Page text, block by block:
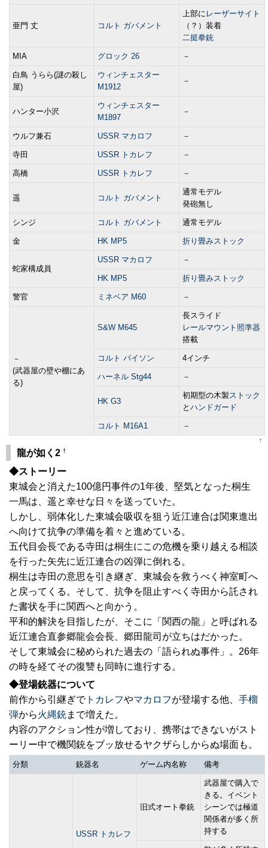
亜門 丈 コルト ガバメント
上部に レーザーサイト
（？）装着
二挺拳銃
MIA グロック 26 －
白鳥 うらら(謎の殺し
屋)
ウィンチェスター
M1912
－
ハンター小沢
ウィンチェスター
M1897
－
ウルフ兼石 USSR マカロフ －
寺田 USSR トカレフ －
高橋 USSR トカレフ －
遥 コルト ガバメント
通常モデル
発砲無し
シンジ コルト ガバメント 通常モデル
金 HK MP5 折り畳みストック
蛇家構成員
USSR マカロフ －
HK MP5 折り畳みストック
警官 ミネベア M60 －
－
(武器屋の壁や棚にあ
る)
S&W M645
長スライド
レールマウント 照準器
搭載
コルト パイソン 4インチ
ハーネル Stg44 －
HK G3
初期型の木製ストック
と ハンドガード
コルト M16A1 －
↑
龍が如く2 †
◆ストーリー
東城会と消えた100億円事件の1年後、堅気となった桐生
一馬は、遥と幸せな日々を送っていた。
しかし、弱体化した東城会吸収を狙う近江連合は関東進出
へ向けて抗争の準備を着々と進めている。
五代目会長である寺田は桐生にこの危機を乗り越える相談
を行った矢先に近江連合の凶弾に倒れる。
桐生は寺田の意思を引き継ぎ、東城会を救うべく神室町へ
と戻ってくる。そして、抗争を阻止すべく寺田から託され
た書状を手に関西へと向かう。
平和的解決を目指したが、そこに「関西の龍」と呼ばれる
近江連合直参郷龍会会長、郷田龍司が立ちはだかった。
そして東城会に秘められた過去の「語られぬ事件」。26年
の時を経てその復讐も同時に進行する。
◆登場銃器について
前作から引継ぎでトカレフやマカロフが登場する他、 手榴
弾から火縄銃まで増えた。
内容のアクション性が増しており、携帯はできないがスト
ーリー中で機関銃をブッ放せるヤクザらしからぬ場面も。
分類 銃器名 ゲーム内名称 備考
USSR トカレフ
旧式オート拳銃
武器屋で購入で
きる。イベント
シーンでは極道
関係者が多く所
持する